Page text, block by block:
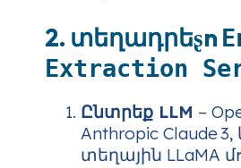
2. տեղադրեʂn
Extraction
Ընտրեք LLM –
Anthropic Claude
տեղային LLaMA